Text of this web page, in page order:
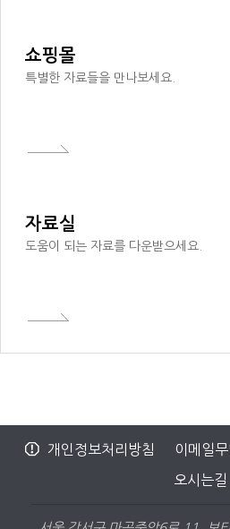
쇼핑몰
특별한 자료들을 만나보세요.
자료실
도움이 되는 자료를 다운받으세요.
개인정보처리방침 이메일
오시는길